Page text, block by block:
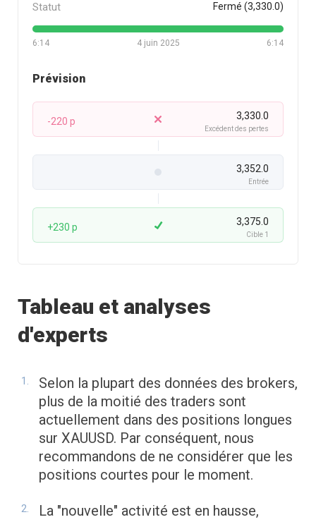
Statut Fermé (3,330.0)
6:14 6:14
4 juin 2025
Prévision
-220 p 3,330.0
Excédent des pertes
3,352.0
Entrée
+230 p 3,375.0
Cible 1
Tableau et analyses
d'experts
Selon la plupart des données des brokers,
plus de la moitié des traders sont
actuellement dans des positions longues
sur XAUUSD. Par conséquent, nous
recommandons de ne considérer que les
positions courtes pour le moment.
La "nouvelle" activité est en hausse,